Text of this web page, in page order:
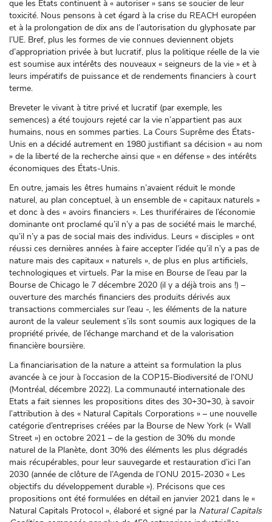
que les Etats continuent à « autoriser » sans se soucier de leur
toxicité. Nous pensons à cet égard à la crise du REACH européen
et à la prolongation de dix ans de l’autorisation du glyphosate par
l’UE. Bref, plus les formes de vie connues deviennent objets
d’appropriation privée à but lucratif, plus la politique réelle de la vie
est soumise aux intérêts des nouveaux « seigneurs de la vie » et à
leurs impératifs de puissance et de rendements financiers à court
terme.
Breveter le vivant à titre privé et lucratif (par exemple, les
semences) a été toujours rejeté car la vie n’appartient pas aux
humains, nous en sommes parties. La Cours Suprême des États-
Unis en a décidé autrement en 1980 justifiant sa décision « au nom
» de la liberté de la recherche ainsi que « en défense » des intérêts
économiques des États-Unis.
En outre, jamais les êtres humains n’avaient réduit le monde
naturel, au plan conceptuel, à un ensemble de « capitaux naturels »
et donc à des « avoirs financiers ». Les thuriféraires de l’économie
dominante ont proclamé qu’il n’y a pas de société mais le marché,
qu’il n’y a pas de social mais des individus. Leurs « disciples » ont
réussi ces dernières années à faire accepter l’idée qu’il n’y a pas de
nature mais des capitaux « naturels », de plus en plus artificiels,
technologiques et virtuels. Par la mise en Bourse de l’eau par la
Bourse de Chicago le 7 décembre 2020 (il y a déjà trois ans !) –
ouverture des marchés financiers des produits dérivés aux
transactions commerciales sur l’eau -, les éléments de la nature
auront de la valeur seulement s’ils sont soumis aux logiques de la
propriété privée, de l’échange marchand et de la valorisation
financière boursière.
La financiarisation de la nature a atteint sa formulation la plus
avancée à ce jour à l’occasion de la COP15-Biodiversité de l’ONU
(Montréal, décembre 2022). La communauté internationale des
Etats a fait siennes les propositions dites des 30+30+30, à savoir
l’attribution à des « Natural Capitals Corporations » – une nouvelle
catégorie d’entreprises créées par la Bourse de New York (« Wall
Street ») en octobre 2021 – de la gestion de 30% du monde
naturel de la Planète, dont 30% des éléments les plus dégradés
mais récupérables, pour leur sauvegarde et restauration d’ici l’an
2030 (année de clôture de l’Agenda de l’ONU 2015-2030 « Les
objectifs du développement durable »). Précisons que ces
propositions ont été formulées en détail en janvier 2021 dans le «
Natural Capitals Protocol », élaboré et signé par la Natural Capitals